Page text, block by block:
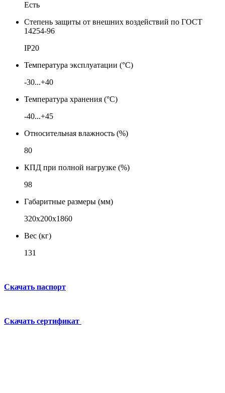
Есть
Степень защиты от внешних воздействий по ГОСТ
14254-96
IP20
Температура эксплуатации (°С)
-30...+40
Температура хранения (°С)
-40...+45
Относительная влажность (%)
80
КПД при полной нагрузке (%)
98
Габаритные размеры (мм)
320х200х1860
Вес (кг)
131
Скачать паспорт
Скачать сертификат